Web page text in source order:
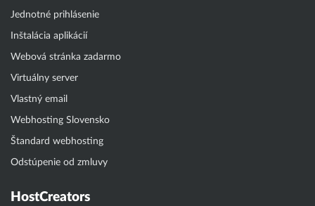
Jednotné prihlásenie
Inštalácia aplikácií
Webová stránka zadarmo
Virtuálny server
Vlastný email
Webhosting Slovensko
Štandard webhosting
Odstúpenie od zmluvy
HostCreators